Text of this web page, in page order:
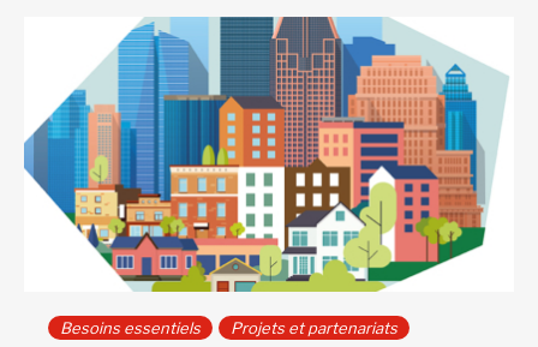
Besoins essentiels Projets et partenariats